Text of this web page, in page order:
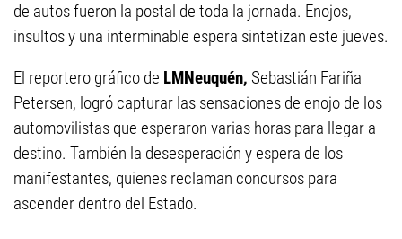
de autos fueron la postal de toda la jornada. Enojos,
insultos y una interminable espera sintetizan este jueves.
El reportero gráfico de LMNeuquén, Sebastián Fariña
Petersen, logró capturar las sensaciones de enojo de los
automovilistas que esperaron varias horas para llegar a
destino. También la desesperación y espera de los
manifestantes, quienes reclaman concursos para
ascender dentro del Estado.